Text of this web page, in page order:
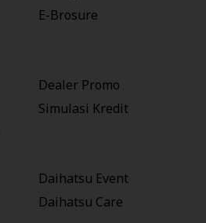
E-Brosure
Dealer Promo
Simulasi Kredit
Daihatsu Event
Daihatsu Care